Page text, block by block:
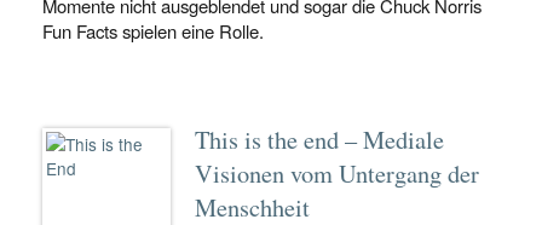
Momente nicht ausgeblendet und sogar die Chuck Norris
Fun Facts spielen eine Rolle.
This is the end – Mediale
Visionen vom Untergang der
Menschheit